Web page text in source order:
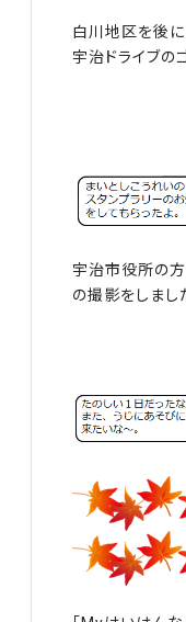
白川地区を後に
宇治ドライブの
宇治市役所の方
の撮影をしまし